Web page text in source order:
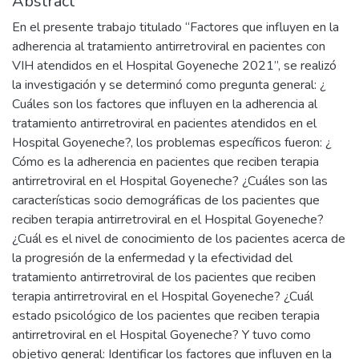
En el presente trabajo titulado “Factores que influyen en la
adherencia al tratamiento antirretroviral en pacientes con
VIH atendidos en el Hospital Goyeneche 2021”, se realizó
la investigación y se determinó como pregunta general: ¿
Cuáles son los factores que influyen en la adherencia al
tratamiento antirretroviral en pacientes atendidos en el
Hospital Goyeneche?, los problemas específicos fueron: ¿
Cómo es la adherencia en pacientes que reciben terapia
antirretroviral en el Hospital Goyeneche? ¿Cuáles son las
características socio demográficas de los pacientes que
reciben terapia antirretroviral en el Hospital Goyeneche?
¿Cuál es el nivel de conocimiento de los pacientes acerca de
la progresión de la enfermedad y la efectividad del
tratamiento antirretroviral de los pacientes que reciben
terapia antirretroviral en el Hospital Goyeneche? ¿Cuál
estado psicológico de los pacientes que reciben terapia
antirretroviral en el Hospital Goyeneche? Y tuvo como
objetivo general: Identificar los factores que influyen en la